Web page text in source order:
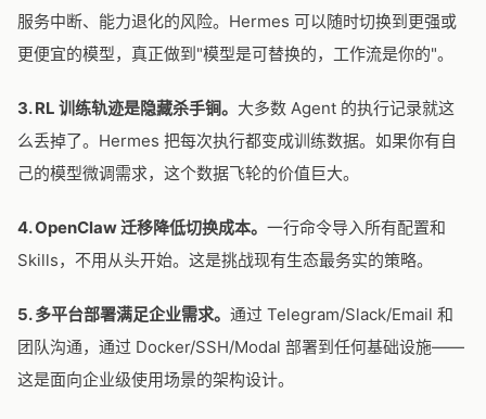
服务中断、能力退化的风险。Hermes 可以随时切换到更强或
更便宜的模型，真正做到"模型是可替换的，工作流是你的"。
3. RL 训练轨迹是隐藏杀手锏。 大多数 Agent 的执行记录就这
么丢掉了。Hermes 把每次执行都变成训练数据。如果你有自
己的模型微调需求，这个数据飞轮的价值巨大。
4. OpenClaw 迁移降低切换成本。 一行命令导入所有配置和
Skills，不用从头开始。这是挑战现有生态最务实的策略。
5. 多平台部署满足企业需求。 通过 Telegram/Slack/Email 和
团队沟通，通过 Docker/SSH/Modal 部署到任何基础设施——
这是面向企业级使用场景的架构设计。